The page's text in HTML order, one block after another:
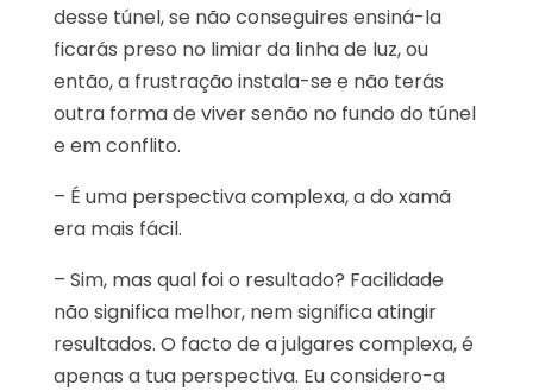
desse túnel, se não conseguires ensiná-la
ficarás preso no limiar da linha de luz, ou
então, a frustração instala-se e não terás
outra forma de viver senão no fundo do túnel
e em conflito.
– É uma perspectiva complexa, a do xamã
era mais fácil.
– Sim, mas qual foi o resultado? Facilidade
não significa melhor, nem significa atingir
resultados. O facto de a julgares complexa, é
apenas a tua perspectiva. Eu considero-a